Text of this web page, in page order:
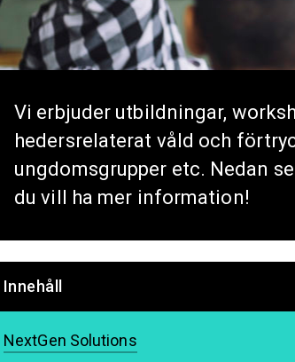
Vi erbjuder utbildningar,
hedersrelaterat våld och
ungdomsgrupper etc. Nedan
du vill ha mer information!
Innehåll
NextGen Solutions